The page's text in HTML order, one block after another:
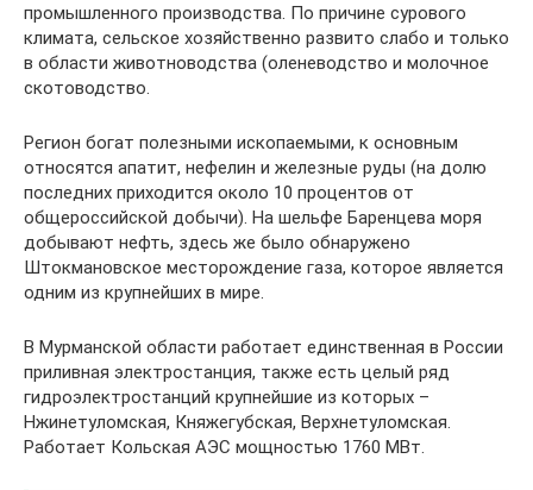
промышленного производства. По причине сурового
климата, сельское хозяйственно развито слабо и только
в области животноводства (оленеводство и молочное
скотоводство.
Регион богат полезными ископаемыми, к основным
относятся апатит, нефелин и железные руды (на долю
последних приходится около 10 процентов от
общероссийской добычи). На шельфе Баренцева моря
добывают нефть, здесь же было обнаружено
Штокмановское месторождение газа, которое является
одним из крупнейших в мире.
В Мурманской области работает единственная в России
приливная электростанция, также есть целый ряд
гидроэлектростанций крупнейшие из которых –
Нжинетуломская, Княжегубская, Верхнетуломская.
Работает Кольская АЭС мощностью 1760 МВт.